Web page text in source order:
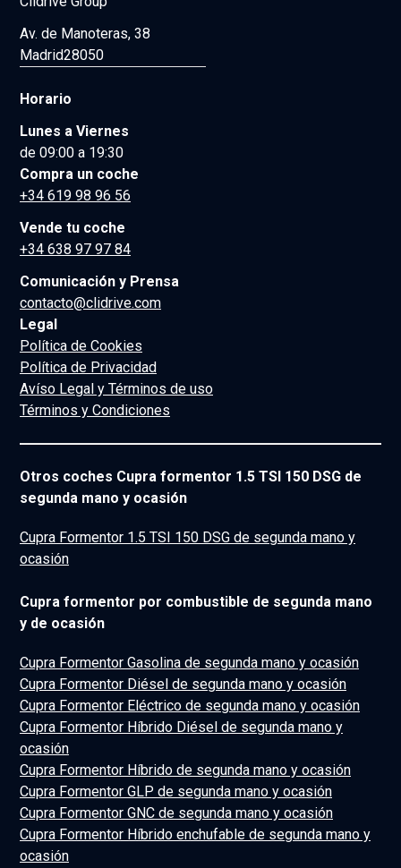
Av. de Manoteras, 38
Madrid28050
Horario
Lunes a Viernes
de 09:00 a 19:30
Compra un coche
+34 619 98 96 56
Vende tu coche
+34 638 97 97 84
Comunicación y Prensa
contacto@clidrive.com
Legal
Política de Cookies
Política de Privacidad
Avíso Legal y Términos de uso
Términos y Condiciones
Otros coches Cupra formentor 1.5 TSI 150 DSG de
segunda mano y ocasión
Cupra Formentor 1.5 TSI 150 DSG de segunda mano y
ocasión
Cupra formentor por combustible de segunda mano
y de ocasión
Cupra Formentor Gasolina de segunda mano y ocasión
Cupra Formentor Diésel de segunda mano y ocasión
Cupra Formentor Eléctrico de segunda mano y ocasión
Cupra Formentor Híbrido Diésel de segunda mano y
ocasión
Cupra Formentor Híbrido de segunda mano y ocasión
Cupra Formentor GLP de segunda mano y ocasión
Cupra Formentor GNC de segunda mano y ocasión
Cupra Formentor Híbrido enchufable de segunda mano y
ocasión